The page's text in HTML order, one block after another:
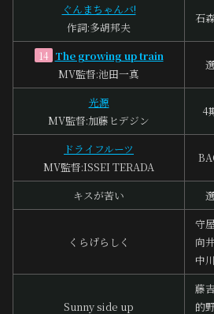
ぐんまちゃんバ!
作詞:多胡邦夫
石
14 The growing up train
MV監督:池田一真
光源
MV監督:加藤ヒデジン
4
ドライフルーツ
MV監督:ISSEI TERADA
キスが苦い
くらげらしく
守
向
中
Sunny side up
藤
的